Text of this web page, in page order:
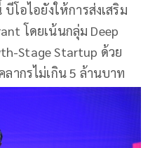
โอไอยังให้การส่งเสริม
โดยเน้นกลุ่ม Deep
Stage Startup ด้วย
ากรไม่เกิน 5 ล้านบาท